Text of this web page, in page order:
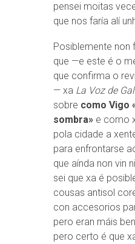
pensei moitas
que nos faría alí
Posiblemente non
que —e este é o
que confirma o
— xa La Voz de
sobre como Vigo
sombra»e como
pola cidade a
para enfrontarse
que aínda non vin
sei que xa é
cousas antisol
con accesorios
pero eran máis
pero certo é que